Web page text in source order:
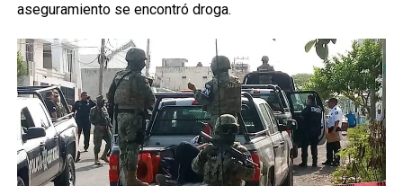
aseguramiento se encontró droga.